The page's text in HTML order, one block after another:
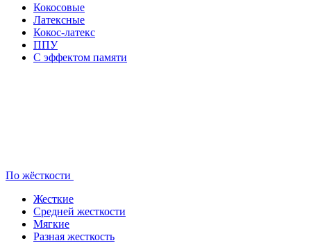
Кокосовые
Латексные
Кокос-латекс
ППУ
С эффектом памяти
По жёсткости
Жесткие
Средней жесткости
Мягкие
Разная жесткость